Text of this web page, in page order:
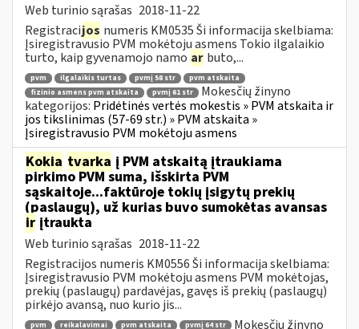
Web turinio sąrašas 2018-11-22
Registracijos numeris KM0535 Ši informacija skelbiama:
Įsiregistravusio PVM mokėtoju asmens Tokio ilgalaikio
turto, kaip gyvenamojo namo ar buto,...
pvm ilgalaikis turtas pvmį 58 str
pvm atskaita
fizinio asmens pvm atskaita
pvmį 61 str
Mokesčių žinyno
kategorijos: Pridėtinės vertės mokestis » PVM atskaita ir
jos tikslinimas (57-69 str.) » PVM atskaita »
Įsiregistravusio PVM mokėtoju asmens
Kokia tvarka į PVM atskaitą įtraukiama
pirkimo PVM suma, išskirta PVM
sąskaitoje...faktūroje tokių įsigytų prekių
(paslaugų), už kurias buvo sumokėtas avansas
ir įtraukta
Web turinio sąrašas 2018-11-22
Registracijos numeris KM0556 Ši informacija skelbiama:
Įsiregistravusio PVM mokėtoju asmens PVM mokėtojas,
prekių (paslaugų) pardavėjas, gavęs iš prekių (paslaugų)
pirkėjo avansą, nuo kurio jis...
pvm reikalavimai pvm atskaita pvmį 64 str Mokesčių žinyno